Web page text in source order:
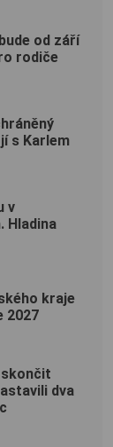
od září
rodiče
s Karlem
v
Hladina
kraje
2027
dva